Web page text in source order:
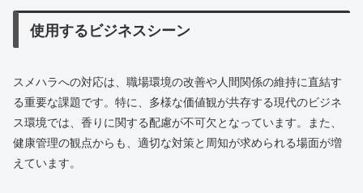
使用するビジネスシーン
スメハラへの対応は、職場環境の改善や人間関係の維持に直結す
る重要な課題です。特に、多様な価値観が共存する現代のビジネ
ス環境では、香りに関する配慮が不可欠となっています。また、
健康管理の観点からも、適切な対策と周知が求められる場面が増
えています。